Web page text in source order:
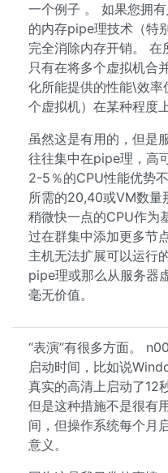
一个例子 。 如果您拥
的内存pipe理技术（特
完全消除内存开销。 在
只有在将多个虚拟机合
化所能提供的性能\效率
个虚拟机）在某种程度
虽然这是有用的，但是
往往集中在pipe理，高
2-5％的CPU性能优势
所需的20,40或VM数量
稍微快一点的CPU作为
过在群集中添加更多节
主机无法扩展可以运行
pipe理或那么从服务器
毫无价值。
“表演”有很多方面。
启动时间，比如说
真实的高清上启动了12
但是这种措施不是很有
间，但操作系统每个月
意义。